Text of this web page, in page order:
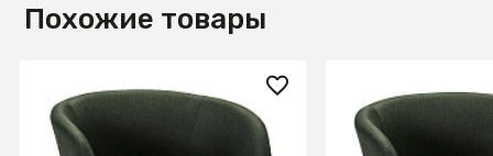
Похожие товары
17 170 ₽ 16 070 ₽